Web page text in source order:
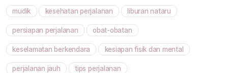
mudik kesehatan perjalanan liburan nataru
persiapan perjalanan obat-obatan
keselamatan berkendara kesiapan fisik dan mental
perjalanan jauh tips perjalanan